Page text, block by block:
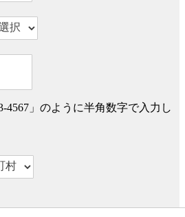
4567」のように半角数字で入力し